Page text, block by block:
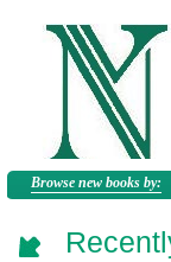
Browse new books by: